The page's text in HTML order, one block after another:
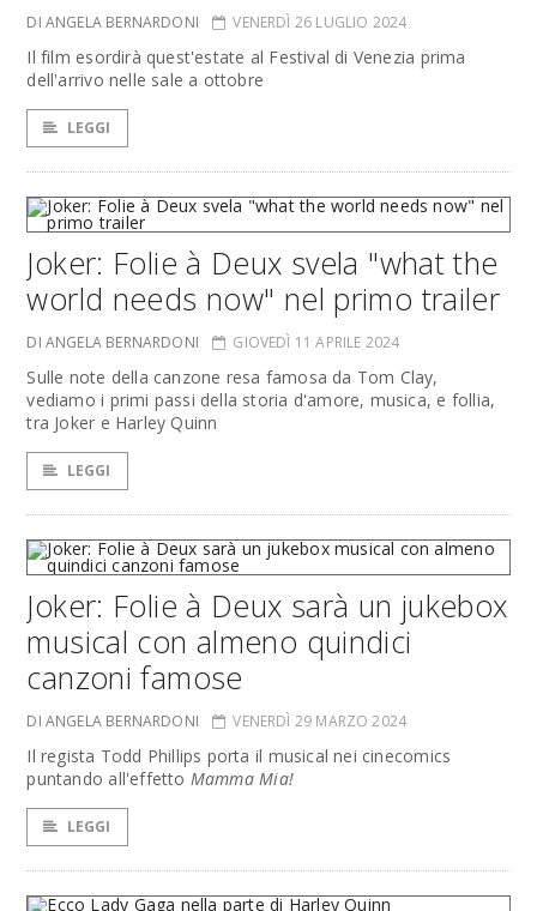
DI ANGELA BERNARDONI VENERDÌ 26 LUGLIO 2024
Il film esordirà quest'estate al Festival di Venezia prima
dell'arrivo nelle sale a ottobre
LEGGI
Joker: Folie à Deux svela "what the
world needs now" nel primo trailer
DI ANGELA BERNARDONI GIOVEDÌ 11 APRILE 2024
Sulle note della canzone resa famosa da Tom Clay,
vediamo i primi passi della storia d'amore, musica, e follia,
tra Joker e Harley Quinn
LEGGI
Joker: Folie à Deux sarà un jukebox
musical con almeno quindici
canzoni famose
DI ANGELA BERNARDONI VENERDÌ 29 MARZO 2024
Il regista Todd Phillips porta il musical nei cinecomics
puntando all'effetto Mamma Mia!
LEGGI